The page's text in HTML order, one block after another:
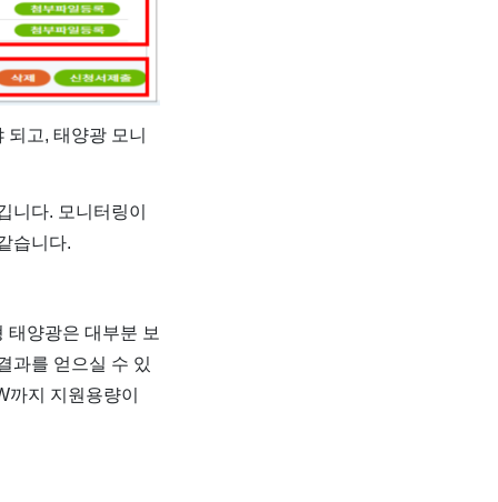
고, 태양광 모니
니다. 모니터링이
습니다.
태양광은 대부분 보
과를 얻으실 수 있
지 지원용량이